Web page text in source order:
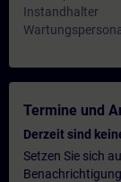
Instandhalter
Termine und
Derzeit sind
Setzen Sie sich